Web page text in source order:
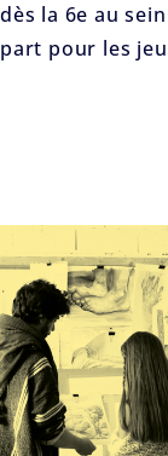
dès la 6e au
part pour les